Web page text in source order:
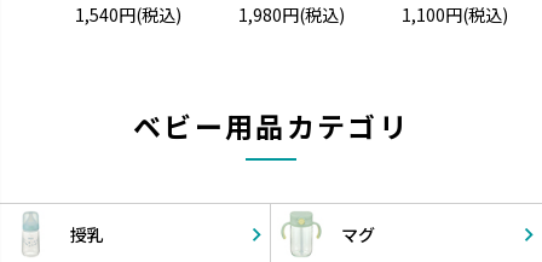
1,540円(税込)
1,980円(税込)
1,100円(税込)
ベビー用品カテゴリ
授乳 マグ